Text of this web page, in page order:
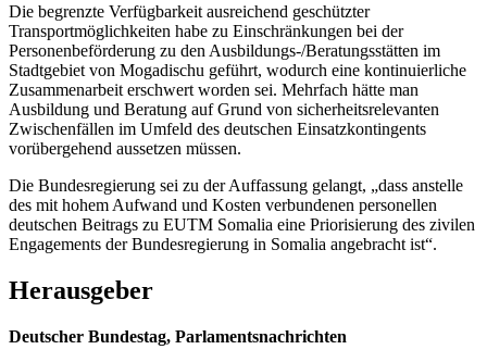
Die begrenzte Verfügbarkeit ausreichend geschützter
Transportmöglichkeiten habe zu Einschränkungen bei der
Personenbeförderung zu den Ausbildungs-/Beratungsstätten im
Stadtgebiet von Mogadischu geführt, wodurch eine kontinuierliche
Zusammenarbeit erschwert worden sei. Mehrfach hätte man
Ausbildung und Beratung auf Grund von sicherheitsrelevanten
Zwischenfällen im Umfeld des deutschen Einsatzkontingents
vorübergehend aussetzen müssen.
Die Bundesregierung sei zu der Auffassung gelangt, „dass anstelle
des mit hohem Aufwand und Kosten verbundenen personellen
deutschen Beitrags zu EUTM Somalia eine Priorisierung des zivilen
Engagements der Bundesregierung in Somalia angebracht ist“.
Herausgeber
Deutscher Bundestag, Parlamentsnachrichten